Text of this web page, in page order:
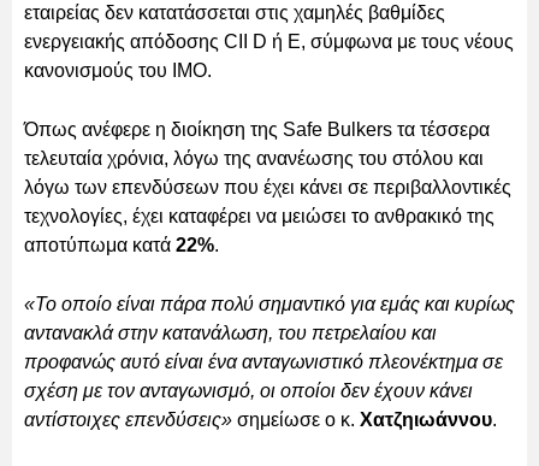
εταιρείας δεν κατατάσσεται στις χαμηλές βαθμίδες
ενεργειακής απόδοσης CII D ή E, σύμφωνα με τους νέους
κανονισμούς του IMO.
Όπως ανέφερε η διοίκηση της Safe Bulkers τα τέσσερα
τελευταία χρόνια, λόγω της ανανέωσης του στόλου και
λόγω των επενδύσεων που έχει κάνει σε περιβαλλοντικές
τεχνολογίες, έχει καταφέρει να μειώσει το ανθρακικό της
αποτύπωμα κατά 22%.
«Το οποίο είναι πάρα πολύ σημαντικό για εμάς και κυρίως
αντανακλά στην κατανάλωση, του πετρελαίου και
προφανώς αυτό είναι ένα ανταγωνιστικό πλεονέκτημα σε
σχέση με τον ανταγωνισμό, οι οποίοι δεν έχουν κάνει
αντίστοιχες επενδύσεις» σημείωσε ο κ. Χατζηιωάννου.